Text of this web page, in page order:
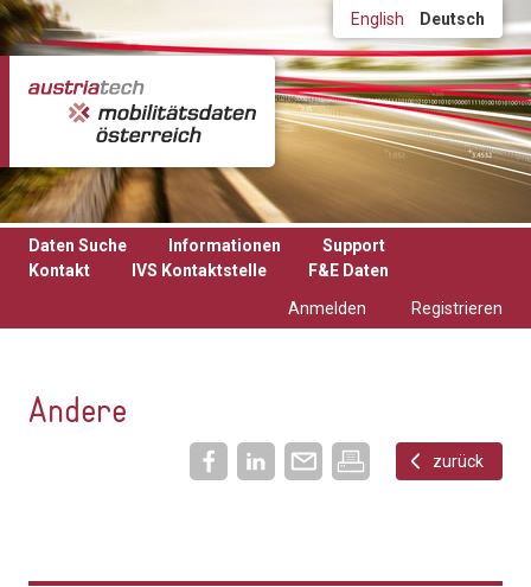
Direkt zum Inhalt English Deutsch
Daten Suche Informationen
Support
Kontakt
IVS Kontaktstelle
F&E Daten
Anmelden
Registrieren
Andere
zurück